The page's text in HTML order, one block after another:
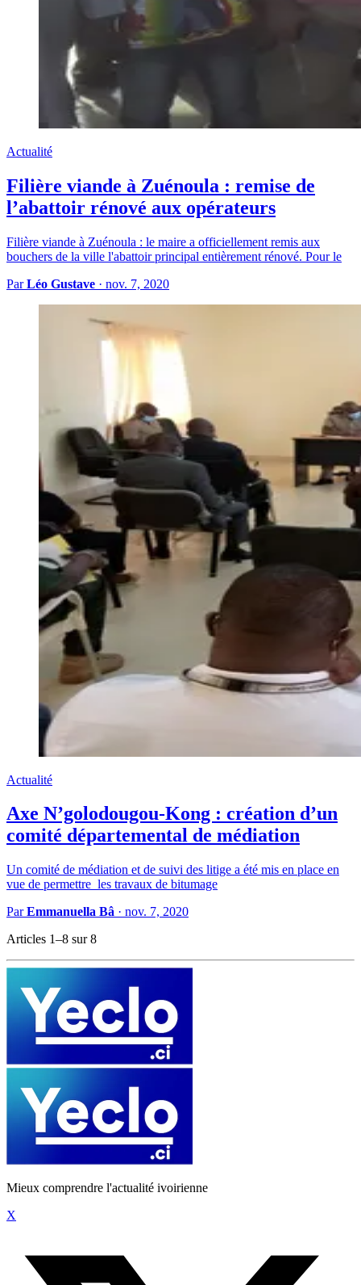
Actualité
Filière viande à Zuénoula : remise de
l’abattoir rénové aux opérateurs
Filière viande à Zuénoula : le maire a officiellement remis aux
bouchers de la ville l'abattoir principal entièrement rénové. Pour le
ParLéo Gustave · nov. 7, 2020
Actualité
Axe N’golodougou-Kong : création d’un
comité départemental de médiation
Un comité de médiation et de suivi des litige a été mis en place en
vue de permettre les travaux de bitumage
ParEmmanuella Bâ · nov. 7, 2020
Articles 1–8 sur 8
Mieux comprendre l'actualité ivoirienne
X